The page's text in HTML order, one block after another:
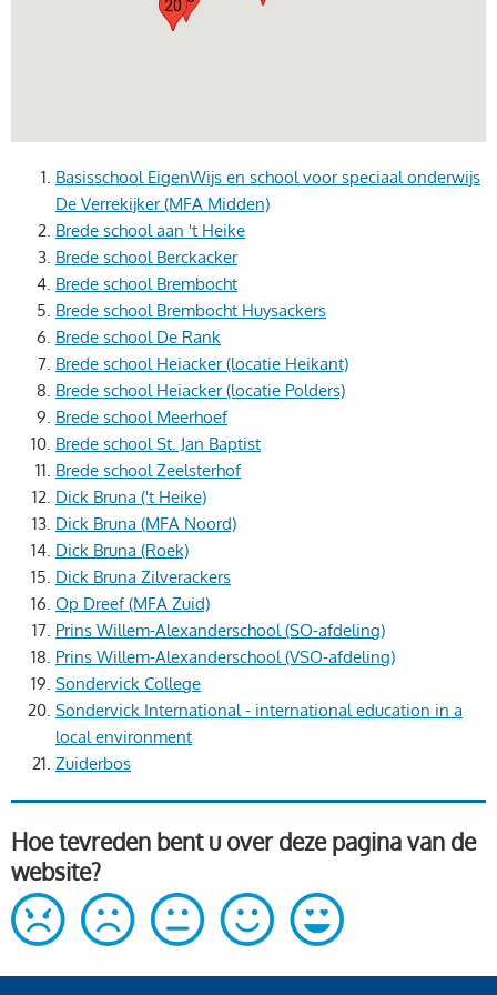
19
20
Basisschool EigenWijs en school voor speciaal onderwijs
De Verrekijker (MFA Midden)
Brede school aan 't Heike
Brede school Berckacker
Brede school Brembocht
Brede school Brembocht Huysackers
Brede school De Rank
Brede school Heiacker (locatie Heikant)
Brede school Heiacker (locatie Polders)
Brede school Meerhoef
Brede school St. Jan Baptist
Brede school Zeelsterhof
Dick Bruna ('t Heike)
Dick Bruna (MFA Noord)
Dick Bruna (Roek)
Dick Bruna Zilverackers
Op Dreef (MFA Zuid)
Prins Willem-Alexanderschool (SO-afdeling)
Prins Willem-Alexanderschool (VSO-afdeling)
Sondervick College
Sondervick International - international education in a
local environment
Zuiderbos
Hoe tevreden bent u over deze pagina van de
website?